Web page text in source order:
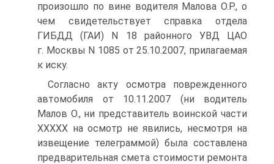
произошло по вине водителя Малова О.Р., о
чем свидетельствует справка отдела
ГИБДД (ГАИ) N 18 районного УВД ЦАО
г. Москвы N 1085 от 25.10.2007, прилагаемая
к иску.
Согласно акту осмотра поврежденного
автомобиля от 10.11.2007 (ни водитель
Малов О., ни представитель воинской части
ХХХХХ на осмотр не явились, несмотря на
извещение телеграммой) была составлена
предварительная смета стоимости ремонта